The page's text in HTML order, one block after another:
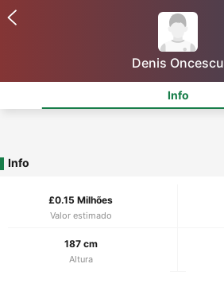
Denis Oncescu
Info
Info
£0.15 Milhões
Valor estimado
187 cm
Altura